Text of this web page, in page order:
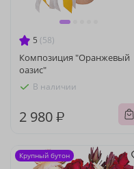
5 (58)
Композиция "Оранжевый
оазис"
В наличии
2 980 ₽
Крупный бутон